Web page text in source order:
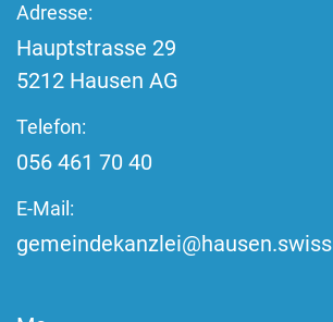
Adresse:
Hauptstrasse 29
5212 Hausen AG
Telefon:
056 461 70 40
E-Mail:
gemeindekanzlei@hausen.swiss